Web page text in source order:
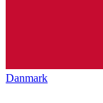
Danmark